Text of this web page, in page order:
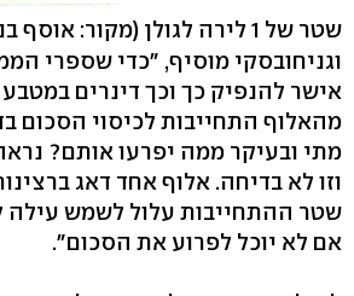
שטר של 1 לירה לגולן
(מקור: אוסף
וגניחובסקי מוסיף, "כדי שספרי
אישר להנפיק כך וכך דינרים במטבע
מהאלוף התחייבות לכיסוי הסכום
מתי ובעיקר ממה יפרעו אותם?
וזו לא בדיחה. אלוף אחד דאג
שטר ההתחייבות עלול לשמש עילה
אם לא יוכל לפרוע את הסכום".